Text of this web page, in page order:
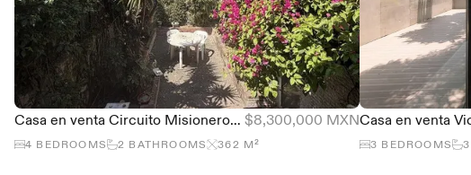
Casa en venta Circuito Misioneros, Ciudad Satélite - Gran ubicación $8,300,000 MXN
4 BEDROOMS 2 BATHROOMS 362 M² 3 BEDROOMS 3